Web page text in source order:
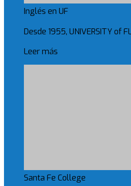
Inglés en UF
Desde 1955, UNIVERSITY of
Leer más
Santa Fe College